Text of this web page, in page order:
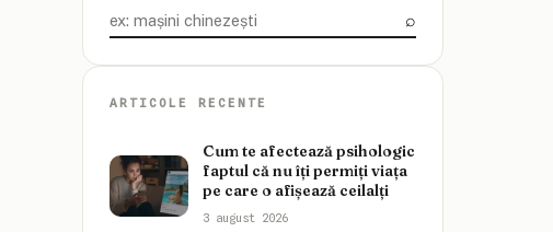
Caută ⌕
ARTICOLE RECENTE
Cum te afectează psihologic
faptul că nu îți permiți viața
pe care o afișează ceilalți
3 august 2026